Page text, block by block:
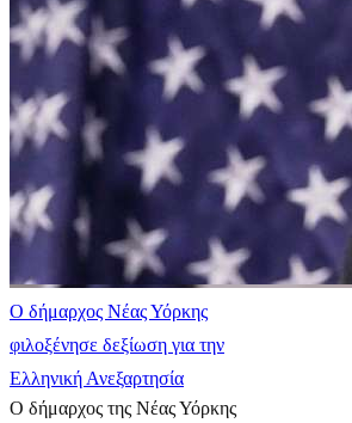
Ο δήμαρχος Νέας Υόρκης
φιλοξένησε δεξίωση για την
Ελληνική Ανεξαρτησία
Ο δήμαρχος της Νέας Υόρκης